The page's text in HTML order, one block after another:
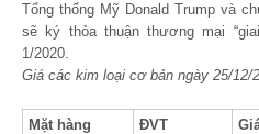
Tổng thống Mỹ Donald Trump và
sẽ ký thỏa thuận thương mại
1/2020.
Giá các kim loại cơ bản ngày 25/12/
Mặt hàng ĐVT